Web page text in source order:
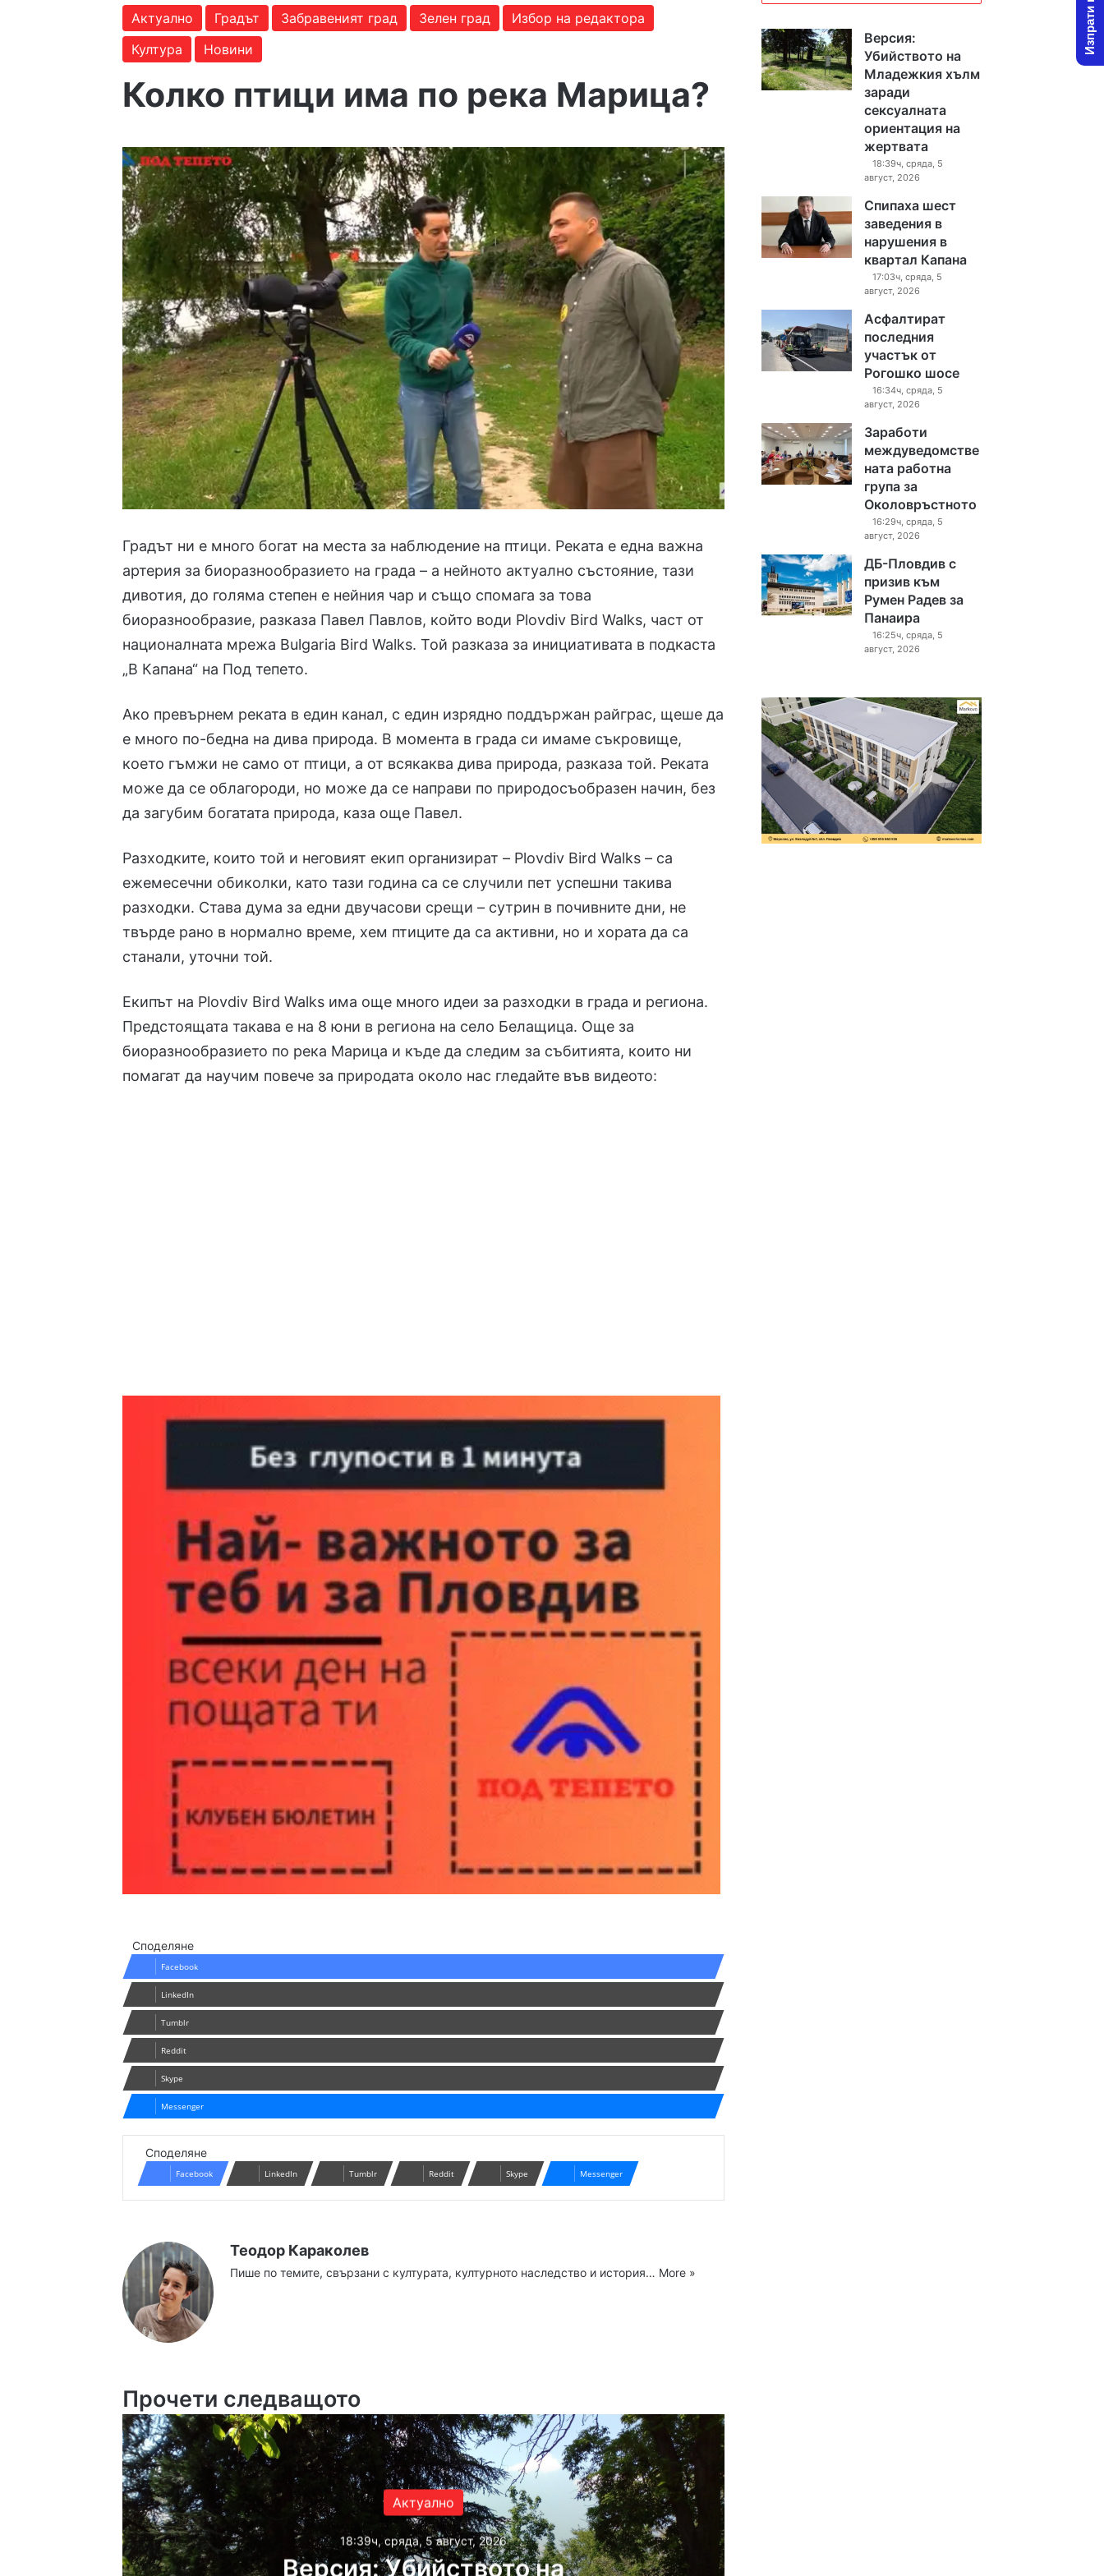
Актуално Градът Забравеният град Зелен град
Избор на редактора
Култура
Новини
Колко птици има по река Марица?
Градът ни е много богат на места за наблюдение на птици. Реката е една важна
артерия за биоразнообразието на града – а нейното актуално състояние, тази
дивотия, до голяма степен е нейния чар и също спомага за това
биоразнообразие, разказа Павел Павлов, който води Plovdiv Bird Walks, част от
националната мрежа Bulgaria Bird Walks. Той разказа за инициативата в подкаста
„В Капана“ на Под тепето.
Ако превърнем реката в един канал, с един изрядно поддържан райграс, щеше да
е много по-бедна на дива природа. В момента в града си имаме съкровище,
което гъмжи не само от птици, а от всякаква дива природа, разказа той. Реката
може да се облагороди, но може да се направи по природосъобразен начин, без
да загубим богатата природа, каза още Павел.
Разходките, които той и неговият екип организират – Plovdiv Bird Walks – са
ежемесечни обиколки, като тази година са се случили пет успешни такива
разходки. Става дума за едни двучасови срещи – сутрин в почивните дни, не
твърде рано в нормално време, хем птиците да са активни, но и хората да са
станали, уточни той.
Екипът на Plovdiv Bird Walks има още много идеи за разходки в града и региона.
Предстоящата такава е на 8 юни в региона на село Белащица. Още за
биоразнообразието по река Марица и къде да следим за събитията, които ни
помагат да научим повече за природата около нас гледайте във видеото:
Споделяне
Facebook
LinkedIn
Tumblr
Reddit
Skype
Messenger
Споделяне
Facebook LinkedIn Tumblr Reddit Skype Messenger
Теодор Караколев
Пише по темите, свързани с културата, културното наследство и история… More »
Прочети следващото
Актуално
18:39ч, сряда, 5 август, 2026
Версия: Убийството на
Версия:
Убийството на
Младежкия хълм
заради
сексуалната
ориентация на
жертвата
18:39ч, сряда, 5
август, 2026
Спипаха шест
заведения в
нарушения в
квартал Капана
17:03ч, сряда, 5
август, 2026
Асфалтират
последния
участък от
Рогошко шосе
16:34ч, сряда, 5
август, 2026
Заработи
междуведомстве
ната работна
група за
Околовръстното
16:29ч, сряда, 5
август, 2026
ДБ-Пловдив с
призив към
Румен Радев за
Панаира
16:25ч, сряда, 5
август, 2026